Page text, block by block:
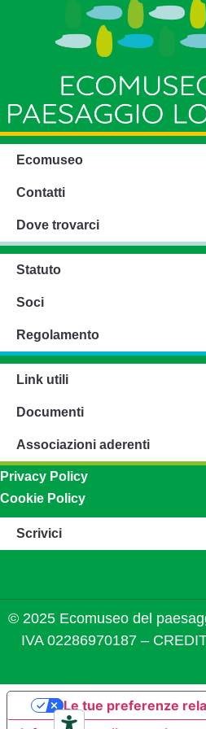
Ecomuseo
Contatti
Dove trovarci
Statuto
Soci
Regolamento
Link utili
Documenti
Associazioni aderenti
Privacy Policy
Cookie Policy
Scrivici
© 2025 Ecomuseo del
IVA 02286970187 –
Le tue preferenze